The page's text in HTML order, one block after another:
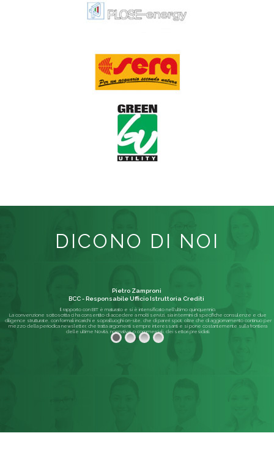
DICONO DI NOI
Il rapporto con BIT è maturato e si è intensificato nell'ultimo quinquennio.
La convenzione sottoscritta ci ha consentito di accedere a molti servizi, sia in termini di specifiche consulenze e due
diligence strutturate, con formali incarichi e sopralluoghi on-site, che di pareri spot; oltre che di aggiornamento continuo per
mezzo della periodica newsletter, che tratta argomenti sempre interessanti e si pone costantemente sulla frontiera
delle ultime Novità, normative o commerciali, dei settori presidiati.
Pietro Zamproni
BCC - Responsabile Ufficio Istruttoria Crediti
Leggi di più